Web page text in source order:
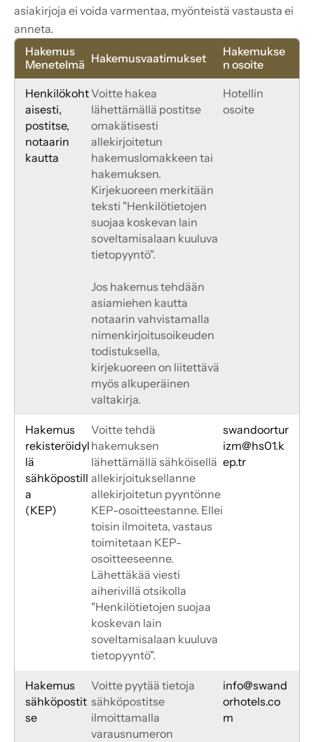
asiakirjoja ei voida varmentaa, myönteistä vastausta ei
anneta.
Hakemus
Menetelmä Hakemusvaatimukset
Hakemukse
n osoite
Henkilökoht
aisesti,
postitse,
notaarin
kautta
Voitte hakea
lähettämällä postitse
omakätisesti
allekirjoitetun
hakemuslomakkeen tai
hakemuksen.
Kirjekuoreen merkitään
teksti "Henkilötietojen
suojaa koskevan lain
soveltamisalaan kuuluva
tietopyyntö".
Jos hakemus tehdään
asiamiehen kautta
notaarin vahvistamalla
nimenkirjoitusoikeuden
todistuksella,
kirjekuoreen on liitettävä
myös alkuperäinen
valtakirja.
Hotellin
osoite
Hakemus
rekisteröidyl
lä
sähköpostill
a
(KEP)
Voitte tehdä
hakemuksen
lähettämällä sähköisellä
allekirjoituksellanne
allekirjoitetun pyyntönne
KEP-osoitteestanne. Ellei
toisin ilmoiteta, vastaus
toimitetaan KEP-
osoitteeseenne.
Lähettäkää viesti
aiherivillä otsikolla
"Henkilötietojen suojaa
koskevan lain
soveltamisalaan kuuluva
tietopyyntö".
swandoortur
izm@hs01.k
ep.tr
Hakemus
sähköpostit
se
Voitte pyytää tietoja
sähköpostitse
ilmoittamalla
varausnumeron
info@swand
orhotels.co
m